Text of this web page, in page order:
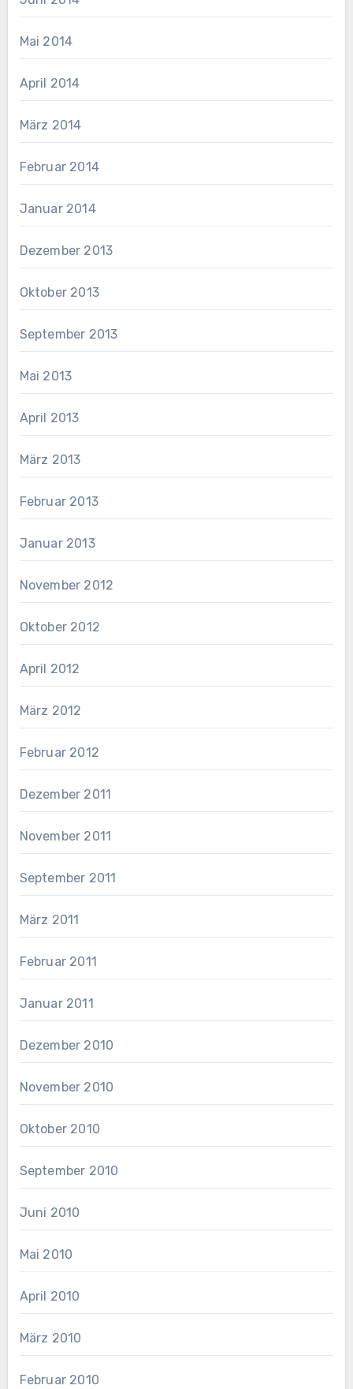
Mai 2014
April 2014
März 2014
Februar 2014
Januar 2014
Dezember 2013
Oktober 2013
September 2013
Mai 2013
April 2013
März 2013
Februar 2013
Januar 2013
November 2012
Oktober 2012
April 2012
März 2012
Februar 2012
Dezember 2011
November 2011
September 2011
März 2011
Februar 2011
Januar 2011
Dezember 2010
November 2010
Oktober 2010
September 2010
Juni 2010
Mai 2010
April 2010
März 2010
Februar 2010